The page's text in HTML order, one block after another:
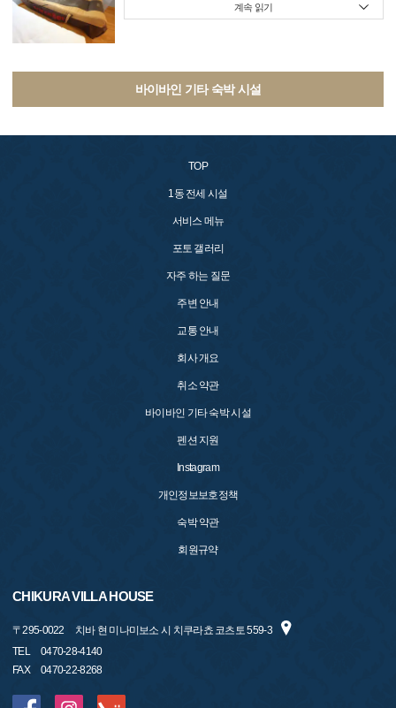
계속 읽기
바이바인 기타 숙박 시설
TOP
1동 전세 시설
서비스 메뉴
포토 갤러리
자주 하는 질문
주변 안내
교통 안내
회사 개요
취소 약관
바이바인 기타 숙박 시설
펜션 지원
Instagram
개인정보보호정책
숙박 약관
회원규약
CHIKURA VILLA HOUSE
〒295-0022
치바 현 미나미보소 시 치쿠라쵸 코츠토 559-3
TEL
0470-28-4140
FAX
0470-22-8268